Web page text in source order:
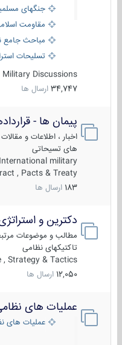
جنگهای مسلمین
مقاومت اسلامی
مباحث جامع
تسلیحات
Military Discussions
34,747 ارسال ها
پیمان ها -
اخبار ، اطلاعات و
های تسیحاتی
International military
, Pacts & Treaty
183 ارسال ها
دکترین و استراتژی
مطالب و موضوعات مرتبط
تاکتیکهای نظامی
, Strategy & Tactics
12,050 ارسال ها
عملیات های نظامی
عملیات های